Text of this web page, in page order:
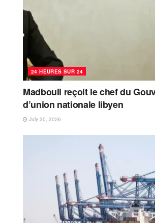
24 HEURES SUR 24
Madbouli reçoit le chef du
d’union nationale libyen
July 30, 2026